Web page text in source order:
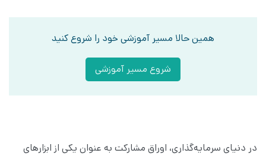
همین حالا مسیر آموزشی خود را شروع کنید
شروع مسیر آموزشی
در دنیای سرمایه‌گذاری، اوراق مشارکت به عنوان یکی از ابزارهای